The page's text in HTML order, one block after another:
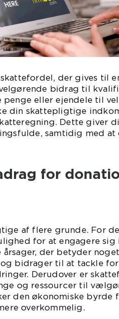
der gives til
bidrag til
penge eller ejendele til
din skattepligtige
Dette giver
samtidig med at
for
af flere grunde. For
for at engagere sig
der betyder
bidrager til at tackle
Derudover er
og ressourcer til
den økonomiske byrde
overkommelig.